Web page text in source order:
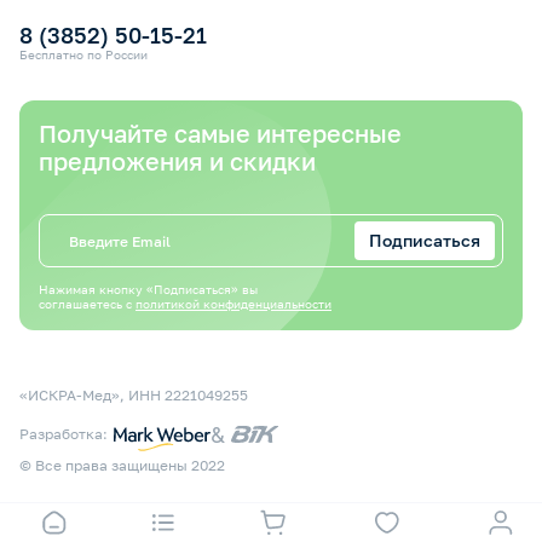
8 (3852) 50-15-21
Бесплатно по России
Получайте самые интересные
предложения и скидки
Подписаться
Нажимая кнопку «Подписаться» вы
соглашаетесь с политикой конфиденциальности
«ИСКРА-Мед», ИНН 2221049255
Разработка: &
© Все права защищены 2022